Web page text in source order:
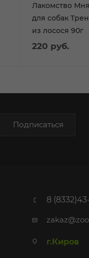
Лакомство
для собак
из лосося 90г
220 руб.
Подписаться
8
г.Киров